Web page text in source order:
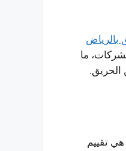
بالرياض
ما
الحريق.
هي تقييم